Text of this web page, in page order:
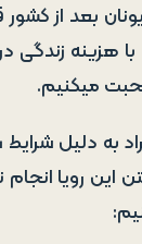
بعد از
هزینه زندگی
میکنیم.
به دلیل
این رویا